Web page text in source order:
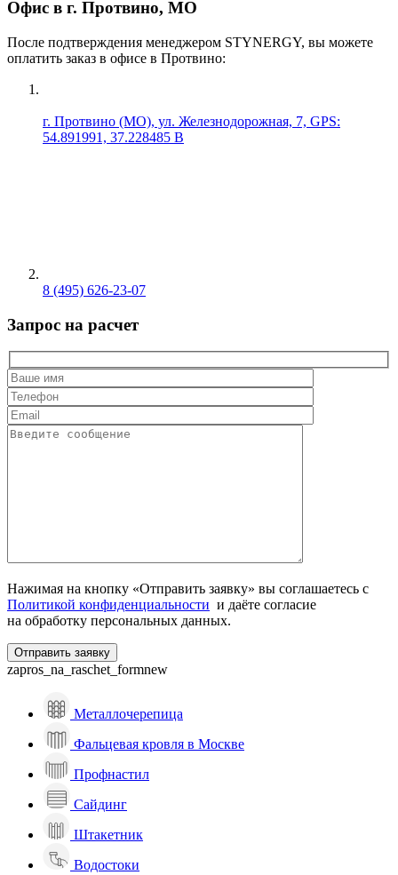
Офис в г. Протвино, МО
После подтверждения менеджером STYNERGY, вы можете
оплатить заказ в офисе в Протвино:
г. Протвино (МО), ул. Железнодорожная, 7, GPS:
54.891991, 37.228485 В
8 (495) 626-23-07
Запрос на расчет
Нажимая на кнопку «Отправить заявку» вы соглашаетесь с
Политикой конфиденциальности и даёте согласие
на обработку персональных данных.
zapros_na_raschet_formnew
Металлочерепица
Фальцевая кровля в Москве
Профнастил
Сайдинг
Штакетник
Водостоки